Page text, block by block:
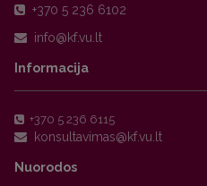
+370 5 236 6102
Informacija
+370 5 236 6115
Nuorodos